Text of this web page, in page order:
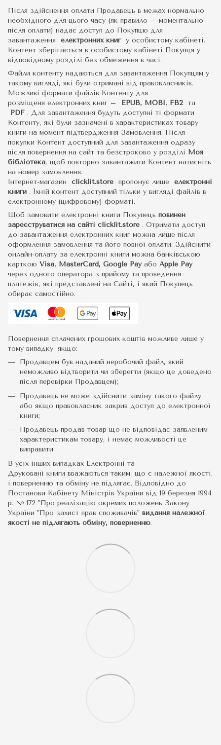
Після здійснення оплати Продавець в межах нормально
необхідного для цього часу (як правило – моментально
після оплати) надає доступ до Покупцю для
завантаження електронних книг у особистому кабінеті.
Контент зберігається в особистому кабінеті Покупця у
відповідному розділі без обмеження в часі.
Файли контенту надаються для завантаження Покупцям у
такому вигляді, які були отримані від правовласників.
Можливі формати файлів Контенту для
розміщеня електронних книг –
EPUB, MOBI, FB2 та
PDF . Для завантаження будуть доступні ті формати
Контенту, які були зазначені в характеристиках товару
книги на момент підтвердження Замовлення. Після
покупки Контент доступний для завантаження одразу
після повернення на сайт та безстроково у розділі Моя
бібліотека, щоб повторно завантажити Контент натисніть
на номер замовлення.
Інтернет-магазин clicklit.store пропонує лише електронні
книги . Їхній контент доступний тільки у вигляді файлів в
електронному (цифровому) форматі.
Щоб замовити електронні книги Покупець повинен
зареєструватися на сайті clicklit.store . Отримати доступ
до завантаження електронних книг можна лише після
оформлення замовлення та його повної оплати. Здійснити
онлайн-оплату за електронні книги можна банківською
карткою Visa, MasterCard, Google Pay або Apple Pay
через одного оператора з прийому та проведення
платежів, які представлені на Сайті, і який Покупець
обирає самостійно.
Повернення сплачених грошових коштів можливе лише у
тому випадку, якщо:
Продавцем був наданий неробочий файл, який
неможливо відтворити чи зберегти (якщо це доведено
після перевірки Продавцем);
Продавець не може здійснити заміну такого файлу,
або якщо правовласник закрив доступ до електронної
книги;
Продавець продав товар що не відповідає заявленим
характеристикам товару, і немає можливості це
виправити
В усіх інших випадках Електронні та
Друковані книги вважаються таким, що є належної якості,
і поверненню та обміну не підлягає. Відповідно до
Постанови Кабінету Міністрів України від 19 березня 1994
р. № 172 "Про реалізацію окремих положень Закону
України "Про захист прав споживачів" видання належної
якості не підлягають обміну, поверненню.